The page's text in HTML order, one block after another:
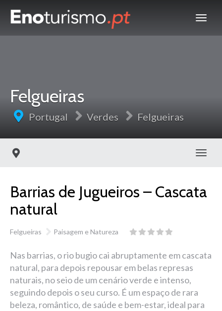
Felgueiras
Portugal Verdes Felgueiras
Barrias de Jugueiros – Cascata
natural
Felgueiras Paisagem e Natureza
Nas barrias, o rio bugio cai abruptamente em cascata
natural, para depois repousar em belas represas
naturais, no seio de um cenário verde e intenso,
seguindo depois o seu curso. É um espaço de rara
beleza, romântico, de saúde e bem-estar, ideal para